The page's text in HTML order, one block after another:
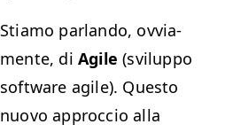
Sti­amo par­lan­do, ovvi­a­
mente, di Agile (svilup­po
soft­ware agile). Questo
nuo­vo approc­cio alla